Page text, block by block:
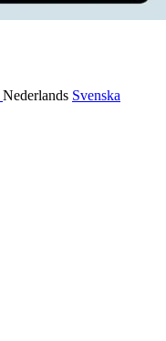
Nederlands Svenska